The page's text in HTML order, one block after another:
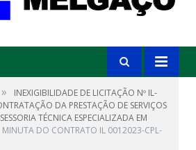
»
INEXIGIBILIDADE DE LICITAÇÃO Nº IL-
DA PRESTAÇÃO DE SERVIÇOS
TÉCNICA ESPECIALIZADA EM
MINUTA DO CONTRATO IL 0012023-CPL-